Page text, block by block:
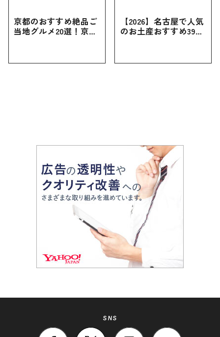
京都のおすすめ絶品ご
当地グルメ20選！京都
【2026】名古屋で人気
のお土産おすすめ39選
お土産・ばらまき用ま
SNS